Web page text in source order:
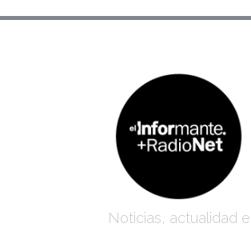
Noticias, actualidad e